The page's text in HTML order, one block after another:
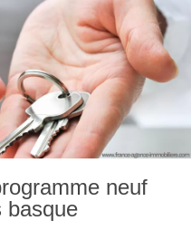
neuf
basque